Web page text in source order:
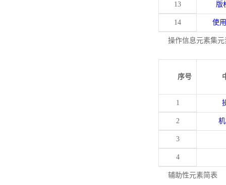
13 版
14 使
操作信息元素集
序号
1
2
3
4
辅助性元素简表